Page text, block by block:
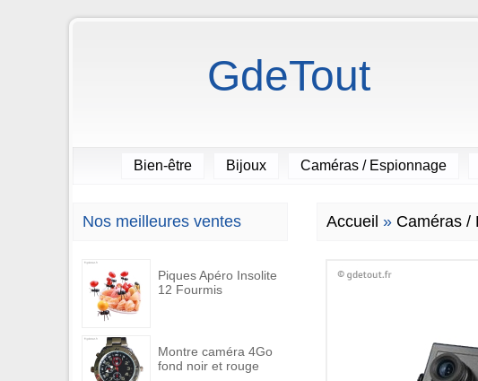
GdeTout
Bien-être Bijoux Caméras / Espionnage
Nos meilleures ventes
Piques Apéro Insolite
12 Fourmis
Montre caméra 4Go
fond noir et rouge
Accueil » Caméras /